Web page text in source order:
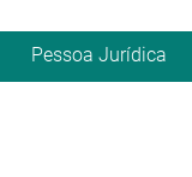
Pessoa Jurídica